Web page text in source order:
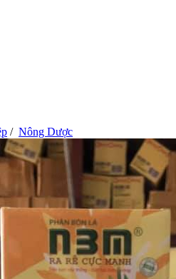
/ Nông Dược